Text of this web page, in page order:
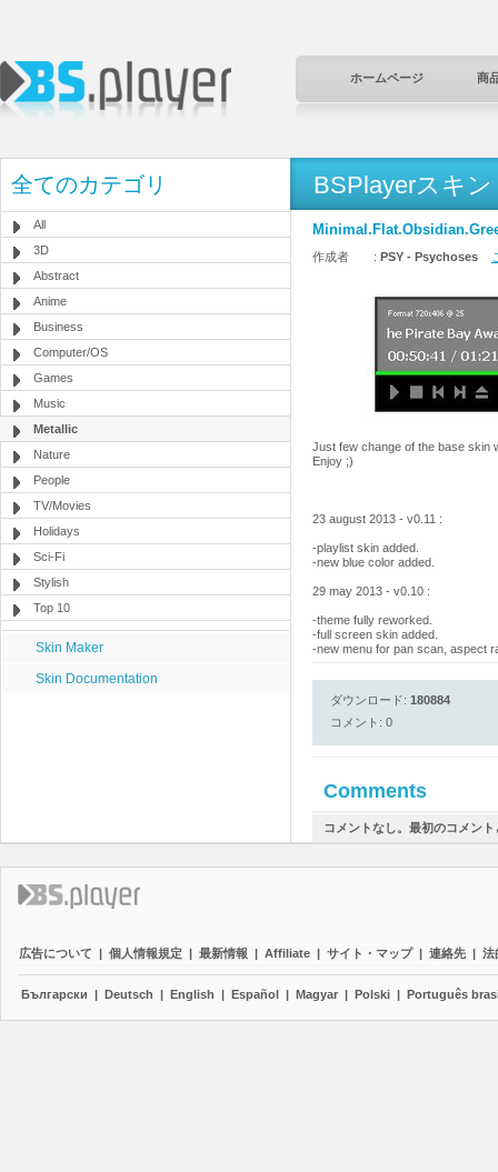
ホームページ 商
全てのカテゴリ
All
3D
Abstract
Anime
Business
Computer/OS
Games
Music
Metallic
Nature
People
TV/Movies
Holidays
Sci-Fi
Stylish
Top 10
Skin Maker
Skin Documentation
BSPlayerスキン
作成者 : PSY - Psychoses
Just few change of the base skin
Enjoy ;)
23 august 2013 - v0.11 :
-playlist skin added.
-new blue color added.
29 may 2013 - v0.10 :
-theme fully reworked.
-full screen skin added.
-new menu for pan scan, aspect
ダウンロード: 180884
コメント: 0
Comments
コメントなし。最初のコメン
広告について | 個人情報規定 | 最新情報 | Affiliate | サイト・マップ | 連絡先 | 法
Български | Deutsch | English | Español | Magyar | Polski | Português